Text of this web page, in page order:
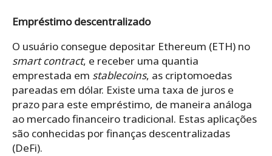
Empréstimo descentralizado
O usuário consegue depositar Ethereum (ETH) no
smart contract, e receber uma quantia
emprestada em stablecoins, as criptomoedas
pareadas em dólar. Existe uma taxa de juros e
prazo para este empréstimo, de maneira análoga
ao mercado financeiro tradicional. Estas aplicações
são conhecidas por finanças descentralizadas
(DeFi).